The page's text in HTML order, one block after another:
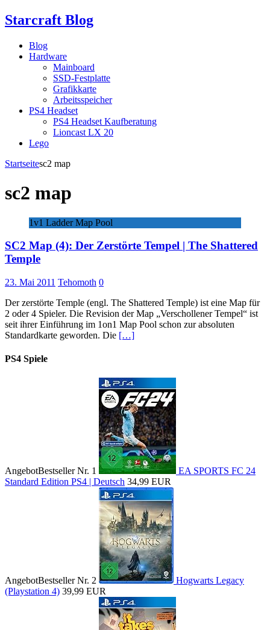
Starcraft Blog
Blog
Hardware
Mainboard
SSD-Festplatte
Grafikkarte
Arbeitsspeicher
PS4 Headset
PS4 Headset Kaufberatung
Lioncast LX 20
Lego
Startseitesc2 map
sc2 map
1v1 Ladder Map Pool
SC2 Map (4): Der Zerstörte Tempel | The Shattered
Temple
23. Mai 2011 Tehomoth 0
Der zerstörte Temple (engl. The Shattered Temple) ist eine Map für
2 oder 4 Spieler. Die Revision der Map „Verschollener Tempel“ ist
seit ihrer Einführung im 1on1 Map Pool schon zur absoluten
Standardkarte geworden. Die […]
PS4 Spiele
AngebotBestseller Nr. 1
EA SPORTS FC 24
Standard Edition PS4 | Deutsch 34,99 EUR
AngebotBestseller Nr. 2
Hogwarts Legacy
(Playstation 4) 39,99 EUR